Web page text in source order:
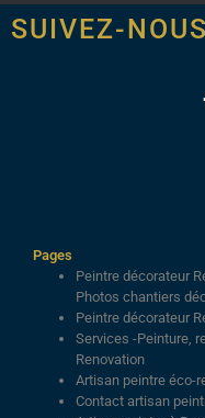
SUIVEZ-
Pages
Peintre décorateur
Photos chantiers
Peintre décorateur
Services -Peinture,
Renovation
Artisan peintre éco-
Contact artisan